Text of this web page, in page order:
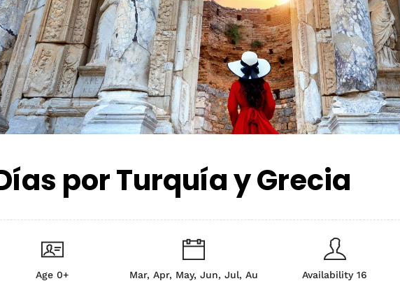
por Turquía y Grecia
Age 0+
Mar, Apr, May, Jun, Jul, Au
Availability 16